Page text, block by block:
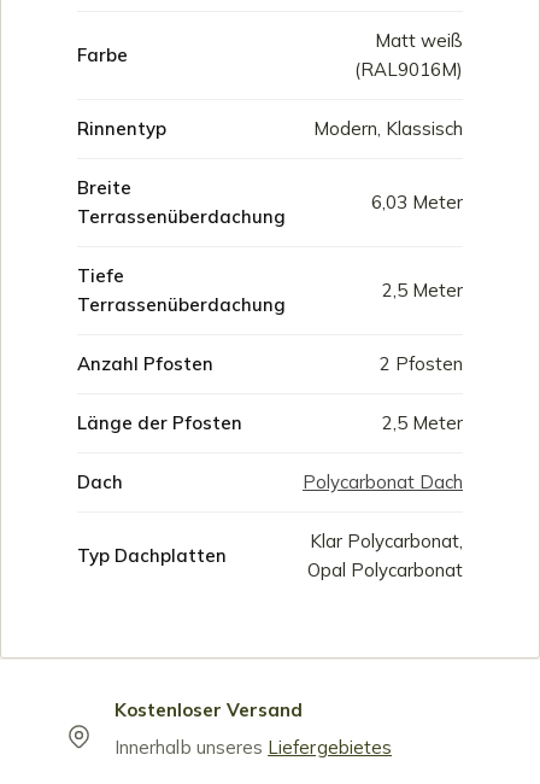
Farbe
Matt weiß
(RAL9016M)
Rinnentyp Modern, Klassisch
Breite
Terrassenüberdachung
6,03 Meter
Tiefe
Terrassenüberdachung
2,5 Meter
Anzahl Pfosten 2 Pfosten
Länge der Pfosten 2,5 Meter
Dach Polycarbonat Dach
Typ Dachplatten
Klar Polycarbonat,
Opal Polycarbonat
Kostenloser Versand
Innerhalb unseres Liefergebietes